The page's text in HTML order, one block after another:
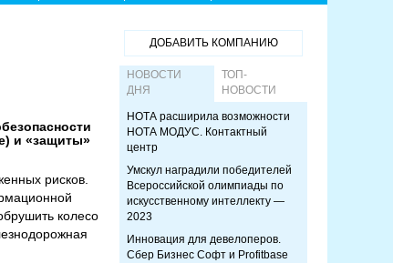
и «защиты»
рисков.
колесо
ДОБАВИТЬ КОМПАНИЮ
НОВОСТИ
ДНЯ
ТОП-
НОВОСТИ
НОТА расширила возможности
НОТА МОДУС. Контактный
центр
Умскул наградили победителей
Всероссийской олимпиады по
искусственному интеллекту —
2023
Инновация для девелоперов.
Сбер Бизнес Софт и Profitbase